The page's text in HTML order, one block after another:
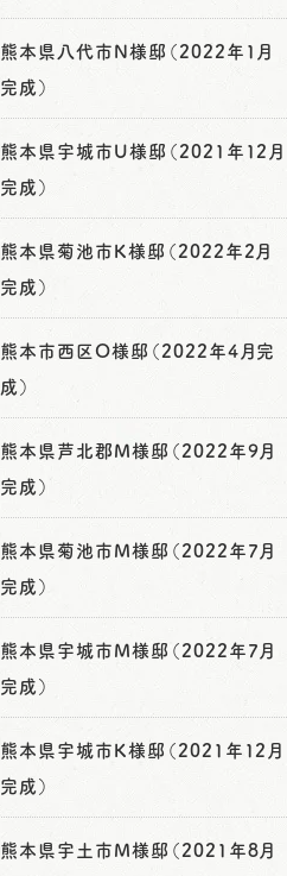
熊本県八代市N様邸（2022年1月
完成）
熊本県宇城市U様邸（2021年12月
完成）
熊本県菊池市K様邸（2022年2月
完成）
熊本市西区O様邸（2022年4月完
成）
熊本県芦北郡M様邸（2022年9月
完成）
熊本県菊池市M様邸（2022年7月
完成）
熊本県宇城市M様邸（2022年7月
完成）
熊本県宇城市K様邸（2021年12月
完成）
熊本県宇土市M様邸（2021年8月